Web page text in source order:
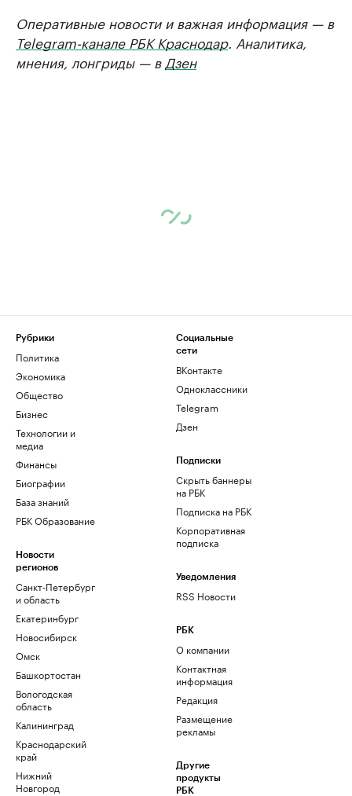
Оперативные новости и важная информация — в
Telegram-канале РБК Краснодар. Аналитика,
мнения, лонгриды — в Дзен
Рубрики
Политика
Экономика
Общество
Бизнес
Технологии и
медиа
Финансы
Биографии
База знаний
РБК Образование
Новости
регионов
Санкт-Петербург
и область
Екатеринбург
Новосибирск
Омск
Башкортостан
Вологодская
область
Калининград
Краснодарский
край
Нижний
Новгород
Социальные
сети
ВКонтакте
Одноклассники
Telegram
Дзен
Подписки
Скрыть баннеры
на РБК
Подписка на РБК
Корпоративная
подписка
Уведомления
RSS Новости
РБК
О компании
Контактная
информация
Редакция
Размещение
рекламы
Другие
продукты
РБК